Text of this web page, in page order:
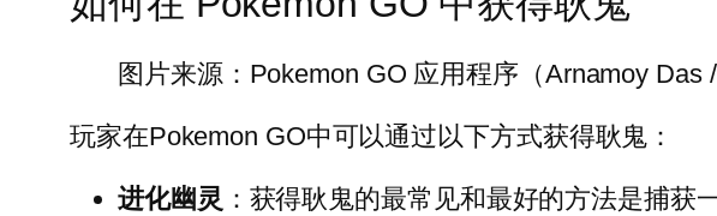
图片来源：Pokemon GO 应用程序（Arnamoy Das /
玩家在Pokemon GO中可以通过以下方式获得耿鬼：
进化幽灵 ：获得耿鬼的最常见和最好的方法是捕